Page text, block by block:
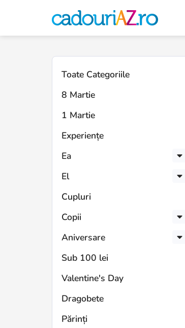
Toate Categoriile
8 Martie
1 Martie
Experiențe
Ea
El
Cupluri
Copii
Aniversare
Sub 100 lei
Valentine's Day
Dragobete
Părinți